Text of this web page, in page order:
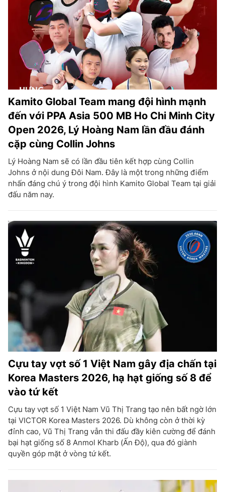
Kamito Global Team mang đội hình mạnh
đến với PPA Asia 500 MB Ho Chi Minh City
Open 2026, Lý Hoàng Nam lần đầu đánh
cặp cùng Collin Johns
Lý Hoàng Nam sẽ có lần đầu tiên kết hợp cùng Collin
Johns ở nội dung Đôi Nam. Đây là một trong những điểm
nhấn đáng chú ý trong đội hình Kamito Global Team tại giải
đấu năm nay.
Cựu tay vợt số 1 Việt Nam gây địa chấn tại
Korea Masters 2026, hạ hạt giống số 8 để
vào tứ kết
Cựu tay vợt số 1 Việt Nam Vũ Thị Trang tạo nên bất ngờ lớn
tại VICTOR Korea Masters 2026. Dù không còn ở thời kỳ
đỉnh cao, Vũ Thị Trang vẫn thi đấu đầy kiên cường để đánh
bại hạt giống số 8 Anmol Kharb (Ấn Độ), qua đó giành
quyền góp mặt ở vòng tứ kết.